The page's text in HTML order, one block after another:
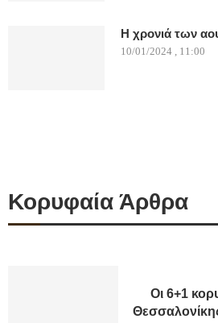
Η χρονιά των
10/01/2024 , 11:00
Κορυφαία Άρθρα
Οι 6+1